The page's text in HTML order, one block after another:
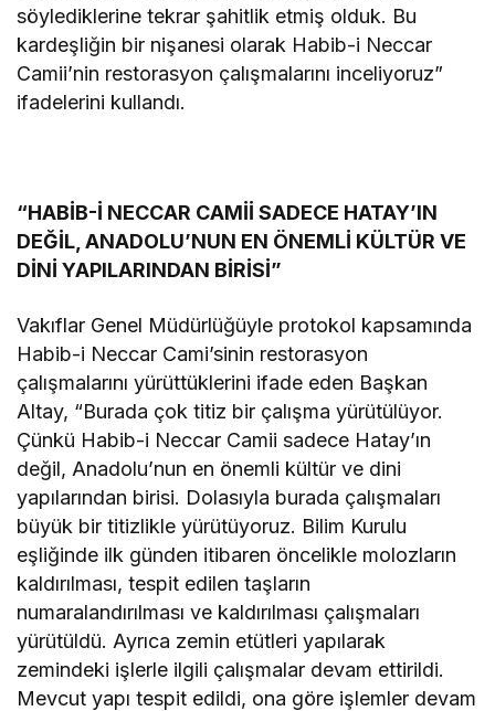
söylediklerine tekrar şahitlik etmiş olduk. Bu
kardeşliğin bir nişanesi olarak Habib-i Neccar
Camii’nin restorasyon çalışmalarını inceliyoruz”
ifadelerini kullandı.
“HABİB-İ NECCAR CAMİİ SADECE HATAY’IN
DEĞİL, ANADOLU’NUN EN ÖNEMLİ KÜLTÜR VE
DİNİ YAPILARINDAN BİRİSİ”
Vakıflar Genel Müdürlüğüyle protokol kapsamında
Habib-i Neccar Cami’sinin restorasyon
çalışmalarını yürüttüklerini ifade eden Başkan
Altay, “Burada çok titiz bir çalışma yürütülüyor.
Çünkü Habib-i Neccar Camii sadece Hatay’ın
değil, Anadolu’nun en önemli kültür ve dini
yapılarından birisi. Dolasıyla burada çalışmaları
büyük bir titizlikle yürütüyoruz. Bilim Kurulu
eşliğinde ilk günden itibaren öncelikle molozların
kaldırılması, tespit edilen taşların
numaralandırılması ve kaldırılması çalışmaları
yürütüldü. Ayrıca zemin etütleri yapılarak
zemindeki işlerle ilgili çalışmalar devam ettirildi.
Mevcut yapı tespit edildi, ona göre işlemler devam